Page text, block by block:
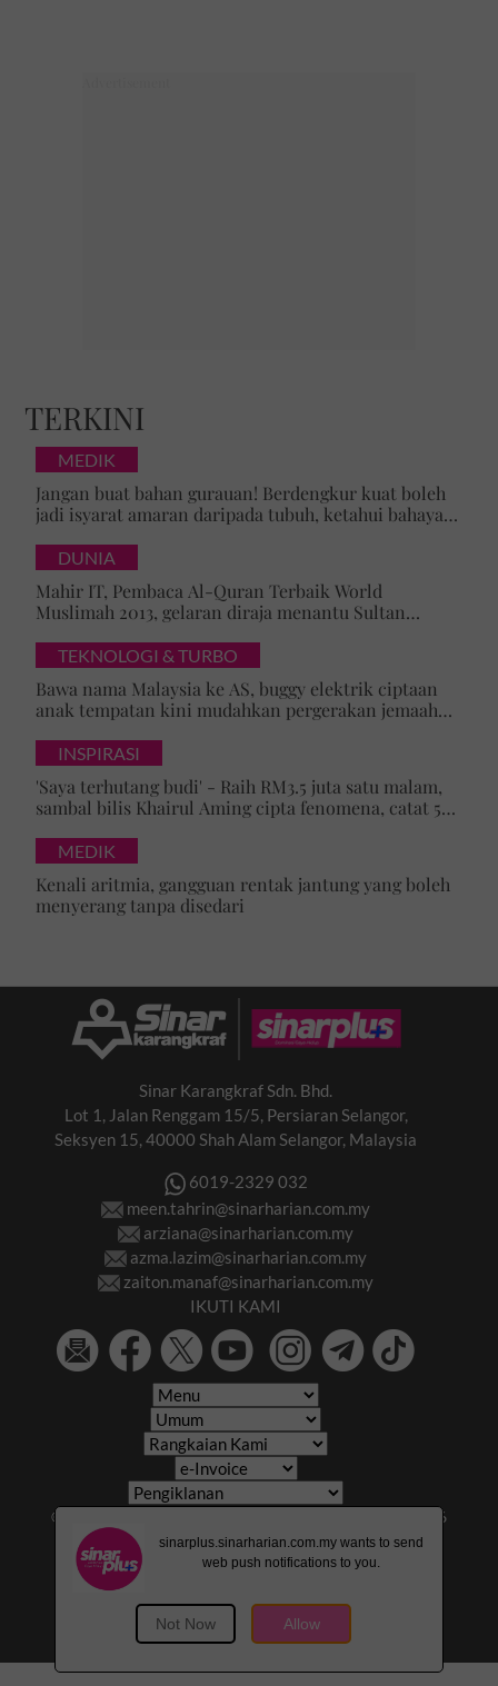
TERKINI
MEDIK
Jangan buat bahan gurauan! Berdengkur kuat boleh
jadi isyarat amaran daripada tubuh, ketahui bahaya
DUNIA
Mahir IT, Pembaca Al-Quran Terbaik World
Muslimah 2013, gelaran diraja menantu Sultan
merta
TEKNOLOGI & TURBO
Bawa nama Malaysia ke AS, buggy elektrik ciptaan
anak tempatan kini mudahkan pergerakan jemaah
INSPIRASI
'Saya terhutang budi' - Raih RM3.5 juta satu malam,
sambal bilis Khairul Aming cipta fenomena, catat 5
MEDIK
Kenali aritmia, gangguan rentak jantung yang boleh
menyerang tanpa disedari
Sinar Karangkraf Sdn. Bhd.
Lot 1, Jalan Renggam 15/5, Persiaran Selangor,
Seksyen 15, 40000 Shah Alam Selangor, Malaysia
6019-2329 032
meen.tahrin@sinarharian.com.my
arziana@sinarharian.com.my
azma.lazim@sinarharian.com.my
zaiton.manaf@sinarharian.com.my
IKUTI KAMI
© 2026 All Rights Reserved • Karangkraf Group • © 2026
Hakcipta Terpelihara • Kumpulan Karangkraf